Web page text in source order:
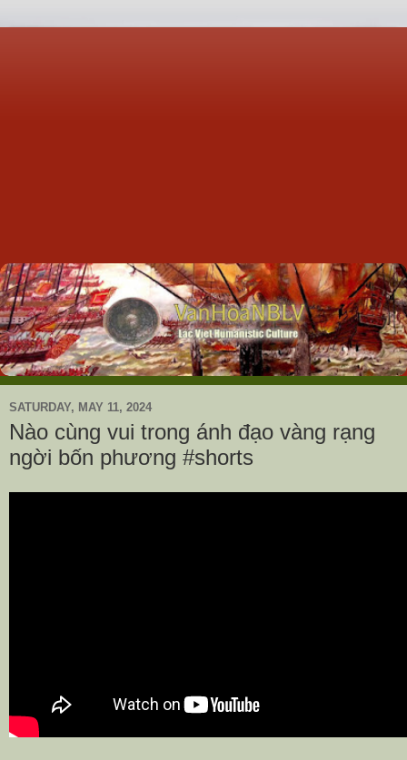
SATURDAY, MAY 11, 2024
Nào cùng vui trong ánh đạo vàng rạng
ngời bốn phương #shorts